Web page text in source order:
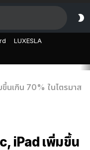
LUXESLA
นเกิน 70% ในไตรมาส
iPad เพิ่มขึ้น